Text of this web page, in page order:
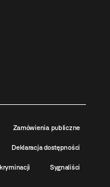
Zamówienia publiczne
Deklaracja dostępności
Sygnaliści